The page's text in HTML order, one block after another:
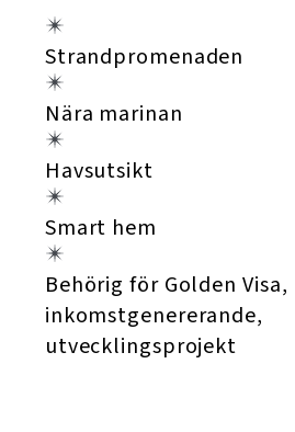
Strandpromenaden
Nära marinan
Havsutsikt
Smart hem
Behörig för Golden Visa,
inkomstgenererande,
utvecklingsprojekt